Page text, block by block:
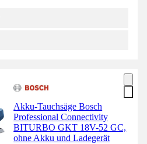
Akku-Tauchsäge Bosch
Professional Connectivity
BITURBO GKT 18V-52 GC,
ohne Akku und Ladegerät